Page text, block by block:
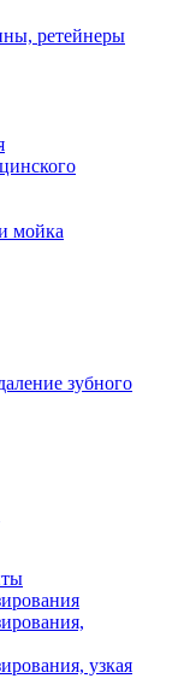
ретейнеры
мойка
зубного
узкая